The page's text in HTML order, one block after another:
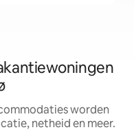
worden
netheid en meer.